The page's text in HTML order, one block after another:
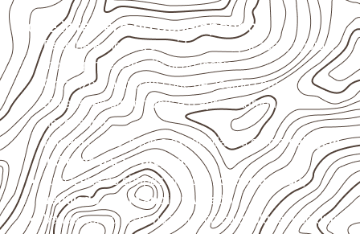
O que interfere no desempenho
Escolha a medida considerando aplicação, apoios,
montagem e especificação técnica.
Organize o plano de corte de acordo com as
dimensões disponíveis e o aproveitamento
necessário.
Proteja cortes, furos e extremidades com aselagem
indicada para o projeto.
Armazene as chapas em local coberto, seco,
ventilado e com apoio nivelado.
Valide com o responsável técnico qualquer uso que